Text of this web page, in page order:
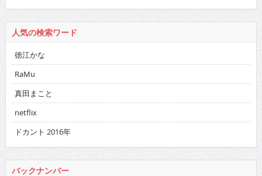
人気の検索ワード
徳江かな
RaMu
真田まこと
netflix
ドカント 2016年
バックナンバー